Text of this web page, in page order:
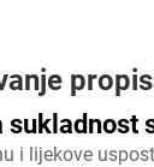
sukladnost
i lijekove